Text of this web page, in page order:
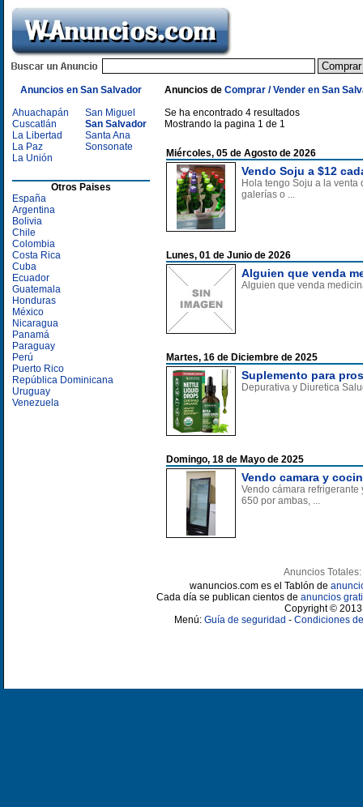
Anuncios en San Salvador
Ahuachapán
Cuscatlán
La Libertad
La Paz
La Unión
San Miguel
San Salvador
Santa Ana
Sonsonate
Otros Paises
España
Argentina
Bolivia
Chile
Colombia
Costa Rica
Cuba
Ecuador
Guatemala
Honduras
México
Nicaragua
Panamá
Paraguay
Perú
Puerto Rico
República Dominicana
Uruguay
Venezuela
Anuncios de Comprar / Vender en San
Se ha encontrado 4 resultados
Mostrando la pagina 1 de 1
Miércoles, 05 de Agosto de 2026
Vendo Soju a $12
Hola tengo Soju a la
galerías o ...
Lunes, 01 de Junio de 2026
Alguien que venda
Alguien que venda
Martes, 16 de Diciembre de 2025
Suplemento para
Depurativa y Diuretica
Domingo, 18 de Mayo de 2025
Vendo camara y
Vendo cámara
650 por ambas, ...
Anuncios Totales:
wanuncios.com es el Tablón de
Cada día se publican cientos de anuncios
Copyright ©
Menú: Guía de seguridad - Condiciones